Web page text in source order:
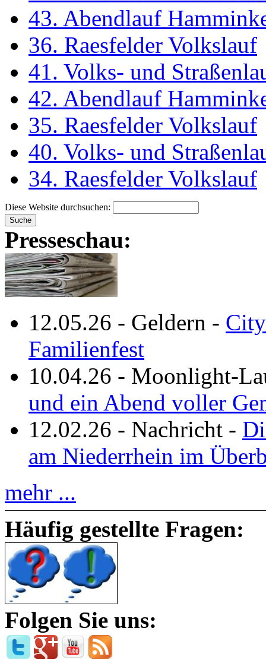
43. Abendlauf
36. Raesfelder Volkslauf
41. Volks- und
42. Abendlauf
35. Raesfelder Volkslauf
40. Volks- und
34. Raesfelder Volkslauf
Diese Website durchsuchen:
Presseschau:
12.05.26 - Geldern -
Familienfest
10.04.26 - Moonlight-
und ein Abend voller
12.02.26 - Nachricht -
am Niederrhein im
mehr ...
Häufig gestellte Fragen:
Folgen Sie uns: